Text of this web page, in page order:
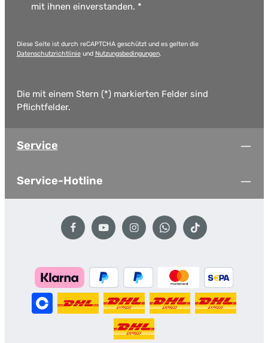
mit ihnen einverstanden. *
Diese Seite ist durch reCAPTCHA geschützt und es gelten die
Datenschutzrichtlinieund Nutzungsbedingungen.
Die mit einem Stern (*) markierten Felder sind
Pflichtfelder.
Service
Service-Hotline